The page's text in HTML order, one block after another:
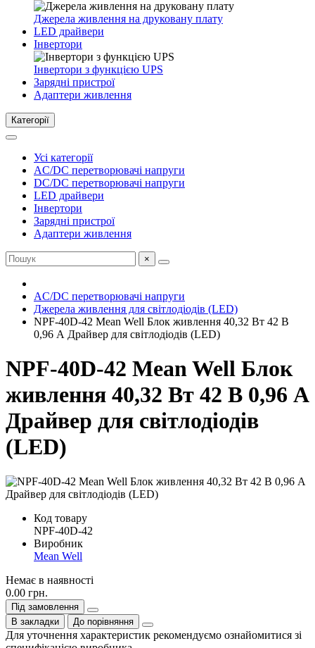
Джерела живлення на друковану плату
LED драйвери
Інвертори
Інвертори з функцією UPS
Зарядні пристрої
Адаптери живлення
Категорії
Усі категорії
AC/DC перетворювачі напруги
DC/DC перетворювачі напруги
LED драйвери
Інвертори
Зарядні пристрої
Адаптери живлення
×
AC/DC перетворювачі напруги
Джерела живлення для світлодіодів (LED)
NPF-40D-42 Mean Well Блок живлення 40,32 Вт 42 В
0,96 А Драйвер для світлодіодів (LED)
NPF-40D-42 Mean Well Блок
живлення 40,32 Вт 42 В 0,96 А
Драйвер для світлодіодів
(LED)
Код товару
NPF-40D-42
Виробник
Mean Well
Немає в наявності
0.00 грн.
Під замовлення
В закладки
До порівняння
Для уточнення характеристик рекомендуємо ознайомитися зі